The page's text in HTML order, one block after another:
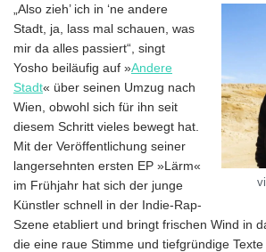
„Also zieh’ ich in ‘ne andere
Stadt, ja, lass mal schauen, was
mir da alles passiert“, singt
Yosho beiläufig auf »Andere
Stadt« über seinen Umzug nach
Wien, obwohl sich für ihn seit
diesem Schritt vieles bewegt hat.
Mit der Veröffentlichung seiner
langersehnten ersten EP »Lärm«
im Frühjahr hat sich der junge
Künstler schnell in der Indie-Rap-
Szene etabliert und bringt frischen Wind in
die eine raue Stimme und tiefgründige